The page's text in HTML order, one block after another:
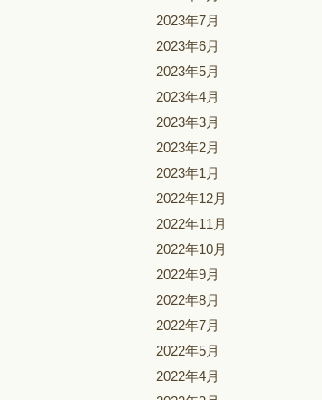
2023年7月
2023年6月
2023年5月
2023年4月
2023年3月
2023年2月
2023年1月
2022年12月
2022年11月
2022年10月
2022年9月
2022年8月
2022年7月
2022年5月
2022年4月